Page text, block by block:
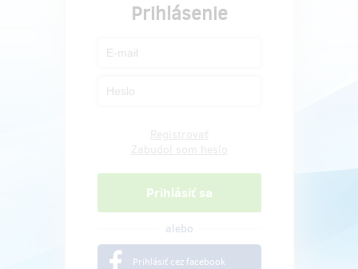
Prihlásenie
alebo
Prihlásiť cez facebook